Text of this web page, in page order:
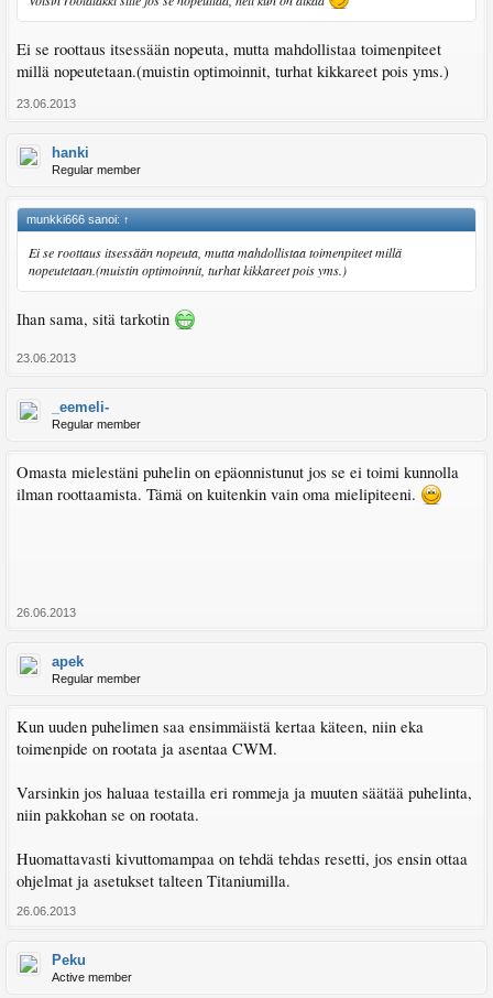
Ei se roottaus itsessään nopeuta, mutta mahdollistaa toimenpiteet
millä nopeutetaan.(muistin optimoinnit, turhat kikkareet pois yms.)
23.06.2013
hanki
Regular member
munkki666 sanoi: ↑
Ei se roottaus itsessään nopeuta, mutta mahdollistaa toimenpiteet millä
nopeutetaan.(muistin optimoinnit, turhat kikkareet pois yms.)
Ihan sama, sitä tarkotin
23.06.2013
_eemeli-
Regular member
Omasta mielestäni puhelin on epäonnistunut jos se ei toimi kunnolla
ilman roottaamista. Tämä on kuitenkin vain oma mielipiteeni.
26.06.2013
apek
Regular member
Kun uuden puhelimen saa ensimmäistä kertaa käteen, niin eka
toimenpide on rootata ja asentaa CWM.
Varsinkin jos haluaa testailla eri rommeja ja muuten säätää puhelinta,
niin pakkohan se on rootata.
Huomattavasti kivuttomampaa on tehdä tehdas resetti, jos ensin ottaa
ohjelmat ja asetukset talteen Titaniumilla.
26.06.2013
Peku
Active member